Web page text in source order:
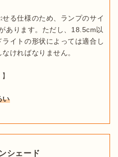
る仕様のため、ランプのサイ
あります。ただし、18.5cm以
イトの形状によっては適合し
ければなりません。
い
シェード